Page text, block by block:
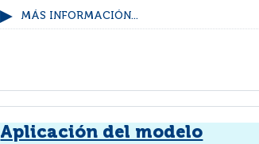
MÁS INFORMACIÓN...
Aplicación del modelo